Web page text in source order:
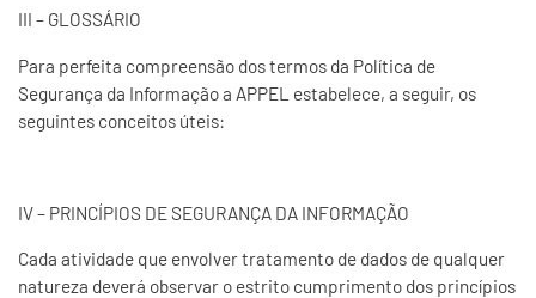
III – GLOSSÁRIO
Para perfeita compreensão dos termos da Política de
Segurança da Informação a APPEL estabelece, a seguir, os
seguintes conceitos úteis:
IV – PRINCÍPIOS DE SEGURANÇA DA INFORMAÇÃO
Cada atividade que envolver tratamento de dados de qualquer
natureza deverá observar o estrito cumprimento dos princípios